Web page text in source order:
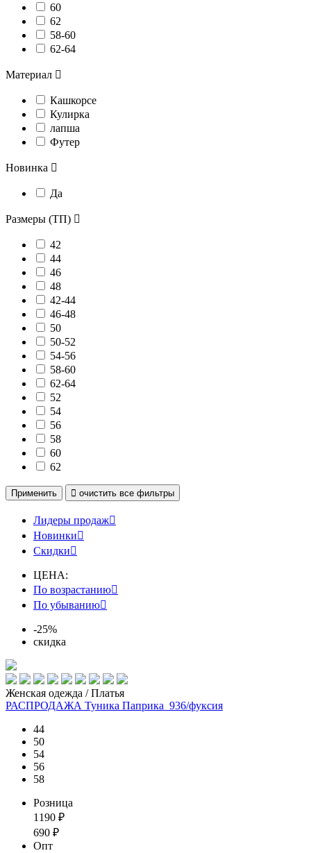
60
62
58-60
62-64
Материал 
Кашкорсе
Кулирка
лапша
Футер
Новинка 
Да
Размеры (ТП) 
42
44
46
48
42-44
46-48
50
50-52
54-56
58-60
62-64
52
54
56
58
60
62
Применить  очистить все фильтры
Лидеры продаж
Новинки
Скидки
ЦЕНА:
По возрастанию
По убыванию
-25%
скидка
Женская одежда / Платья
РАСПРОДАЖА Туника Паприка_936/фуксия
44
50
54
56
58
Розница
1190 ₽
690 ₽
Опт